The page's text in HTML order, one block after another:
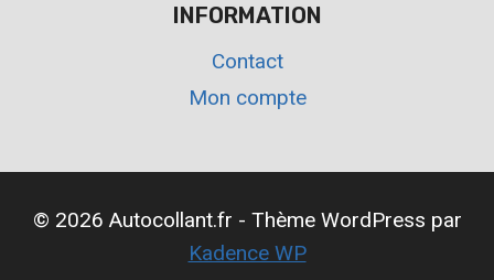
INFORMATION
Contact
Mon compte
© 2026 Autocollant.fr - Thème WordPress par
Kadence WP